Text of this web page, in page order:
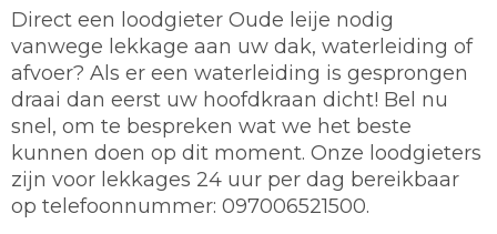
Direct een loodgieter Oude leije nodig
vanwege lekkage aan uw dak, waterleiding of
afvoer? Als er een waterleiding is gesprongen
draai dan eerst uw hoofdkraan dicht! Bel nu
snel, om te bespreken wat we het beste
kunnen doen op dit moment. Onze loodgieters
zijn voor lekkages 24 uur per dag bereikbaar
op telefoonnummer: 097006521500.